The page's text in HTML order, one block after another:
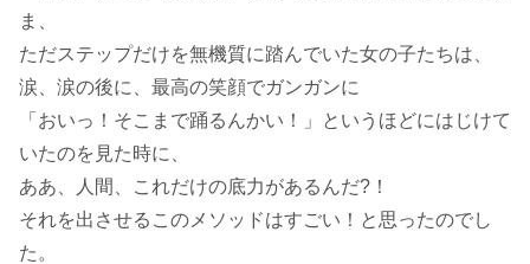
ま、
ただステップだけを無機質に踏んでいた女の子たちは、
涙、涙の後に、最高の笑顔でガンガンに
「おいっ！そこまで踊るんかい！」というほどにはじけて
いたのを見た時に、
ああ、人間、これだけの底力があるんだ?！
それを出させるこのメソッドはすごい！と思ったのでし
た。